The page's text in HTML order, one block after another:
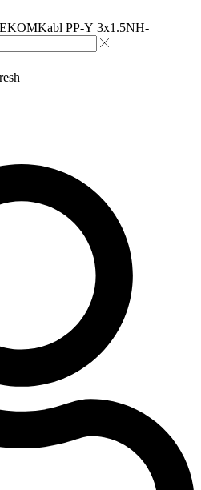
Kabl PP-Y 3x1.5NH-